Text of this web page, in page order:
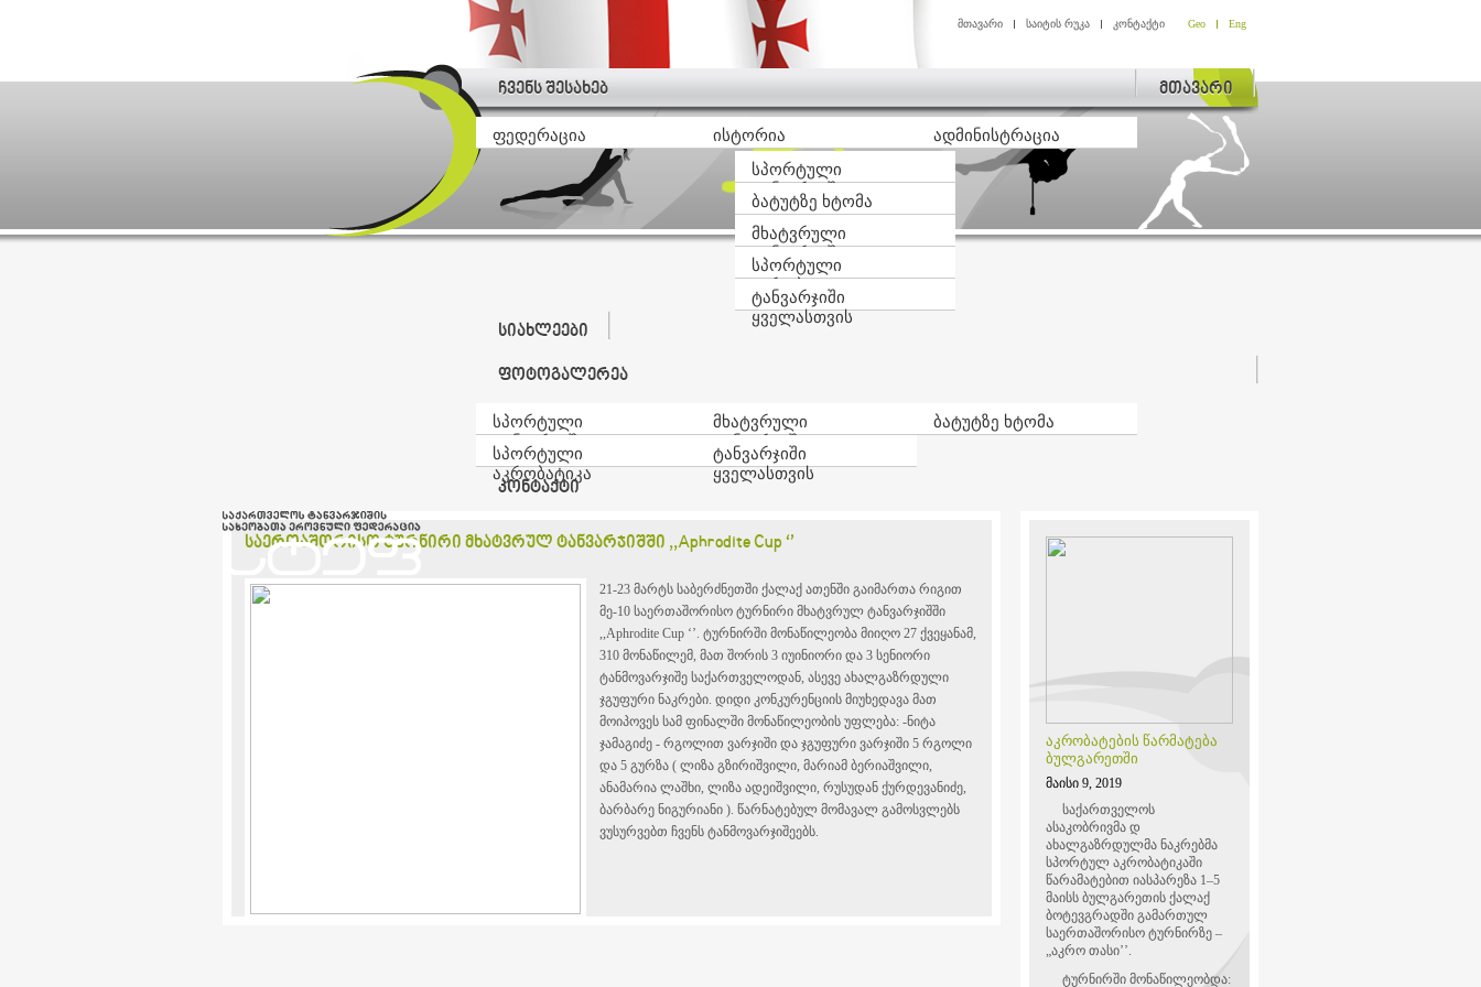
მთავარი საიტის რუკა კონტაქტი Geo Eng
ჩვენს შესახებ
ფედერაცია
ისტორია
სპორტული
ტანვარჯიში
ბატუტზე ხტომა
მხატვრული
ტანვარჯიში
სპორტული
აკრობატიკა
ტანვარჯიში
ყველასთვის
ადმინისტრაცია
მთავარი
სიახლეები
ფოტოგალერეა
სპორტული
ტანვარჯიში
მხატვრული
ტანვარჯიში
ბატუტზე ხტომა
სპორტული
აკრობატიკა
ტანვარჯიში
ყველასთვის
კონტაქტი
საერთაშორისო ტურნირი მხატვრულ ტანვარჯიშში ,,Aphrodite Cup ‘’
21-23 მარტს საბერძნეთში ქალაქ ათენში გაიმართა რიგით
მე-10 საერთაშორისო ტურნირი მხატვრულ ტანვარჯიშში
,,Aphrodite Cup ‘’. ტურნირში მონაწილეობა მიიღო 27 ქვეყანამ,
310 მონაწილემ, მათ შორის 3 იუინიორი და 3 სენიორი
ტანმოვარჯიშე საქართველოდან, ასევე ახალგაზრდული
ჯგუფური ნაკრები. დიდი კონკურენციის მიუხედავა მათ
მოიპოვეს სამ ფინალში მონაწილეობის უფლება: -ნიტა
ჯამაგიძე - რგოლით ვარჯიში და ჯგუფური ვარჯიში 5 რგოლი
და 5 გურზა ( ლიზა გზირიშვილი, მარიამ ბერიაშვილი,
ანამარია ლაშხი, ლიზა ადეიშვილი, რუსუდან ქურდევანიძე,
ბარბარე ნიგურიანი ). წარნატებულ მომავალ გამოსვლებს
ვუსურვებთ ჩვენს ტანმოვარჯიშეებს.
აკრობატების წარმატება
ბულგარეთში
მაისი 9, 2019
საქართველოს
ასაკობრივმა დ
ახალგაზრდულმა ნაკრებმა
სპორტულ აკრობატიკაში
წარამატებით იასპარეზა 1–5
მაისს ბულგარეთის ქალაქ
ბოტევგრადში გამართულ
საერთაშორისო ტურნირზე –
„აკრო თასი’’.
ტურნირში მონაწილეობდა: